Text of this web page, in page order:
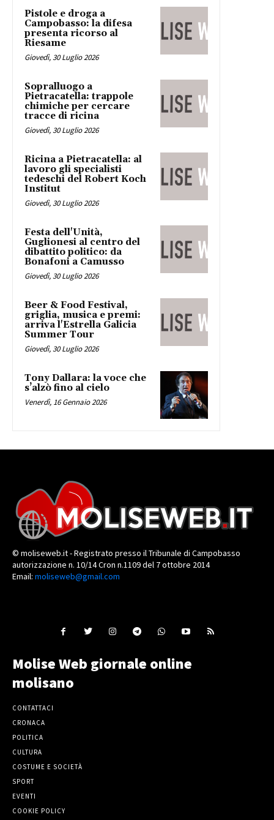
Pistole e droga a
Campobasso: la difesa
presenta ricorso al
Riesame
Giovedì, 30 Luglio 2026
Sopralluogo a
Pietracatella: trappole
chimiche per cercare
tracce di ricina
Giovedì, 30 Luglio 2026
Ricina a Pietracatella: al
lavoro gli specialisti
tedeschi del Robert Koch
Institut
Giovedì, 30 Luglio 2026
Festa dell'Unità,
Guglionesi al centro del
dibattito politico: da
Bonafoni a Camusso
Giovedì, 30 Luglio 2026
Beer & Food Festival,
griglia, musica e premi:
arriva l'Estrella Galicia
Summer Tour
Giovedì, 30 Luglio 2026
Tony Dallara: la voce che
s’alzò fino al cielo
Venerdì, 16 Gennaio 2026
© moliseweb.it - Registrato presso il Tribunale di Campobasso
autorizzazione n. 10/14 Cron n.1109 del 7 ottobre 2014
Email: moliseweb@gmail.com
Molise Web giornale online
molisano
CONTATTACI
CRONACA
POLITICA
CULTURA
COSTUME E SOCIETÀ
SPORT
EVENTI
COOKIE POLICY